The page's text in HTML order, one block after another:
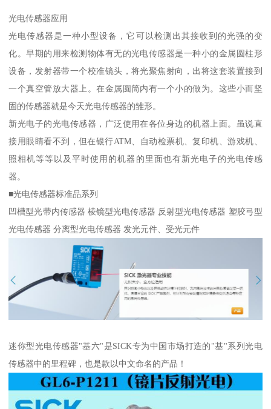
光电传感器应用
光电传感器是一种小型设备，它可以检测出其接收到的光强的变
化。早期的用来检测物体有无的光电传感器是一种小的金属圆柱形
设备，发射器带一个校准镜头，将光聚焦射向，出将这套装置接到
一个真空管放大器上。在金属圆筒内有一个小的做为。这些小而坚
固的传感器就是今天光电传感器的雏形。
新光电子的光电传感器，广泛使用在各位身边的机器上面。虽说直
接用眼睛看不到，但在银行ATM、自动检票机、复印机、游戏机、
照相机等等以及平时使用的机器的里面也有新光电子的光电传感
器。
■光电传感器标准品系列
凹槽型光带内传感器 棱镜型光电传感器 反射型光电传感器 塑胶弓型
光电传感器 分离型光电传感器 发光元件、受光元件
迷你型光电传感器"基六"是SICK专为中国市场打造的"基"系列光电
传感器中的里程碑，也是款以中文命名的产品！